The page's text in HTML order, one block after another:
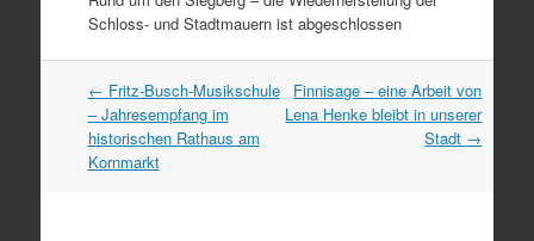
Schloss- und Stadtmauern ist abgeschlossen
Artikel
Navigation
← Fritz-Busch-Musikschule
– Jahresempfang im
historischen Rathaus am
Kornmarkt
Finnisage – eine Arbeit von
Lena Henke bleibt in unserer
Stadt →